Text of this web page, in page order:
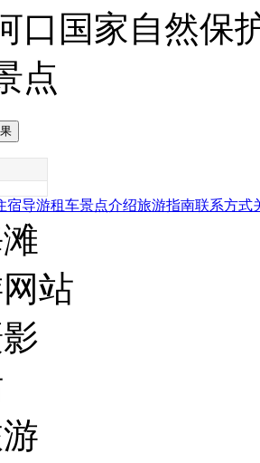
口国家自然保
点
宿导游租车景点介绍旅游指南联系方式
站